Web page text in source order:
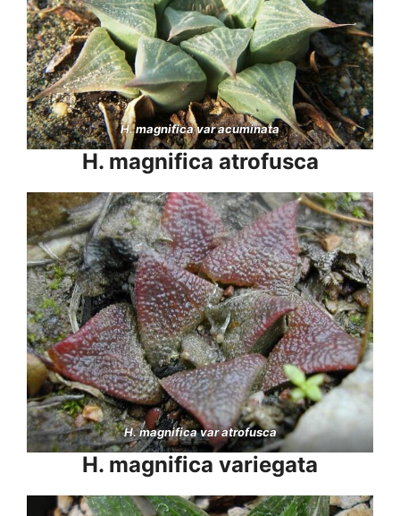
H. magnifica var acuminata
H. magnifica atrofusca
H. magnifica var atrofusca
H. magnifica variegata